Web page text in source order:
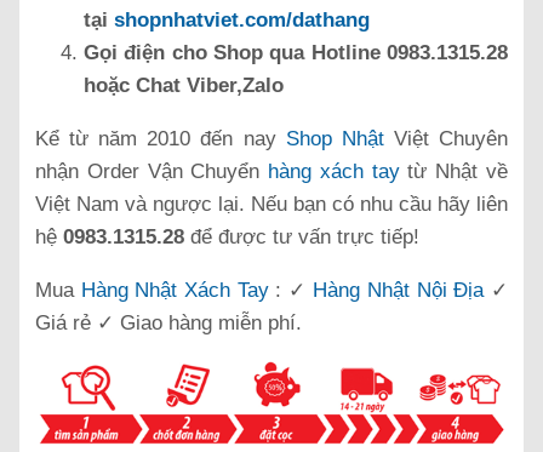
tại shopnhatviet.com/dathang
Gọi điện cho Shop qua Hotline 0983.1315.28
hoặc Chat Viber,Zalo
Kể từ năm 2010 đến nay Shop NhậtViệt Chuyên
nhận Order Vận Chuyển hàng xách taytừ Nhật về
Việt Nam và ngược lại. Nếu bạn có nhu cầu hãy liên
hệ 0983.1315.28 để được tư vấn trực tiếp!
Mua Hàng Nhật Xách Tay: ✓ Hàng Nhật Nội Địa✓
Giá rẻ ✓ Giao hàng miễn phí.